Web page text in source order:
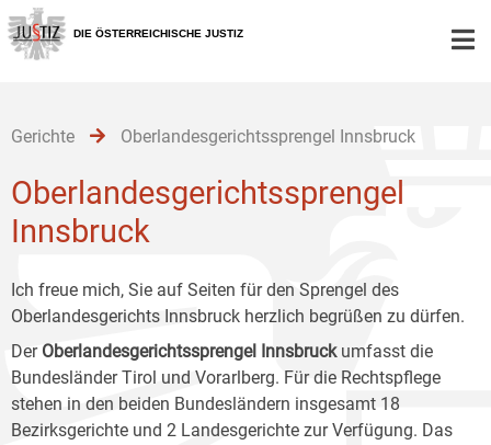
Zur
Hauptnavigation
[1]
Zum
Inhalt
[2]
Zum
Untermenü
[3]
DIE ÖSTERREICHISCHE JUSTIZ
Gerichte Oberlandesgerichtssprengel Innsbruck
Oberlandesgerichtssprengel
Innsbruck
Ich freue mich, Sie auf Seiten für den Sprengel des
Oberlandesgerichts Innsbruck herzlich begrüßen zu dürfen.
Der Oberlandesgerichtssprengel Innsbruckumfasst die
Bundesländer Tirol und Vorarlberg. Für die Rechtspflege
stehen in den beiden Bundesländern insgesamt 18
Bezirksgerichte und 2 Landesgerichte zur Verfügung. Das